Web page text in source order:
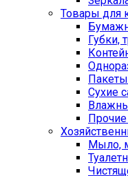
Товары для
Губки,
Сухие
Мыло,